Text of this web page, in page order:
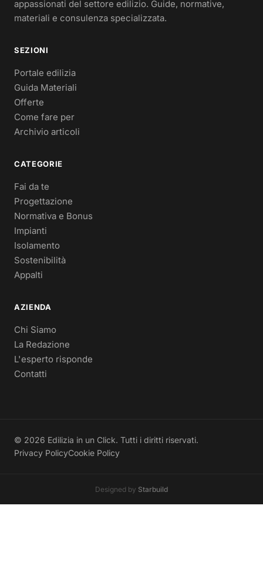
appassionati del settore edilizio. Guide, normative,
materiali e consulenza specializzata.
SEZIONI
Portale edilizia
Guida Materiali
Offerte
Come fare per
Archivio articoli
CATEGORIE
Fai da te
Progettazione
Normativa e Bonus
Impianti
Isolamento
Sostenibilità
Appalti
AZIENDA
Chi Siamo
La Redazione
L'esperto risponde
Contatti
© 2026 Edilizia in un Click. Tutti i diritti riservati.
Privacy PolicyCookie Policy
Designed by Starbuild